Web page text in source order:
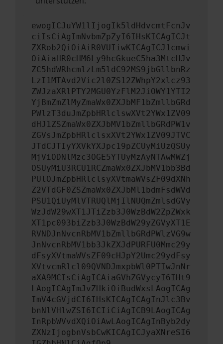
ewogICJuYW1lIjogIk5ldHdvcmtFcnJv
ciIsCiAgImNvbmZpZyI6IHsKICAgICJt
ZXRob2QiOiAiR0VUIiwKICAgICJ1cmwi
OiAiaHR0cHM6Ly9hcGkueC5ha3MtcHJv
ZC5hdWRhcmlzLm5ldC92MS9jbGllbnRz
LzI1MTAvd2Vic2l0ZS12ZWhpY2xlcz93
ZWJzaXRlPTY2MGU0YzFlM2JiOWY1YTI2
YjBmZmZlMyZmaWx0ZXJbMF1bZmllbGRd
PWlzT3duJmZpbHRlclswXVt2YWx1ZV09
dHJ1ZSZmaWx0ZXJbMV1bZmllbGRdPW1v
ZGVsJmZpbHRlclsxXVt2YWx1ZV09JTVC
JTdCJTIyYXVkYXJpc19pZCUyMiUzQSUy
MjViODNlMzc3OGE5YTUyMzAyNTAwMWZj
OSUyMiU3RCU1RCZmaWx0ZXJbMV1bb3Bd
PUlOJmZpbHRlclsyXVtmaWVsZF09dXNh
Z2VTdGF0ZSZmaWx0ZXJbMl1bdmFsdWVd
PSU1QiUyMlVTRUQlMjIlNUQmZmlsdGVy
WzJdW29wXT1JTiZzb3J0WzBdW2ZpZWxk
XT1pc093biZzb3J0WzBdW29yZGVyXT1E
RVNDJnNvcnRbMV1bZmllbGRdPWlzVG9w
JnNvcnRbMV1bb3JkZXJdPURFU0Mmc29y
dFsyXVtmaWVsZF09cHJpY2Umc29ydFsy
XVtvcmRlcl09QVNDJmxpbWl0PTIwJnNr
aXA9MCIsCiAgICAiaGVhZGVycyI6IHt9
LAogICAgImJvZHkiOiBudWxsLAogICAg
ImV4cGVjdCI6IHsKICAgICAgInJlc3Bv
bnNlVHlwZSI6ICIiCiAgICB9LAogICAg
InRpbWVvdXQiOiAwLAogICAgInByb2dy
ZXNzIjogbnVsbCwKICAgICJyaXNreSI6